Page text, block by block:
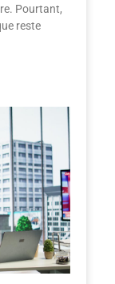
Pourtant,
reste